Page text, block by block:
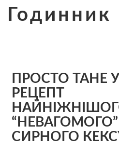
Годинник
ПРОСТО ТАНЕ У
РЕЦЕПТ
“НЕВАГОМОГО”
СИРНОГО